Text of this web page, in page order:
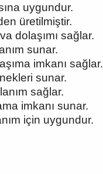
uygundur.
üretilmiştir.
dolaşımı sağlar.
sunar.
imkanı sağlar.
sunar.
sağlar.
imkanı sunar.
için uygundur.